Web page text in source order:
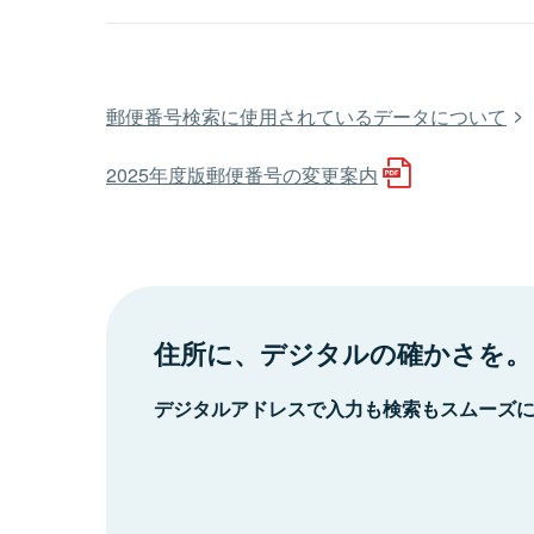
郵便番号検索に使用されているデータについて
2025年度版郵便番号の変更案内
住所に、デジタルの確かさを。
デジタルアドレスで入力も検索もスムーズ